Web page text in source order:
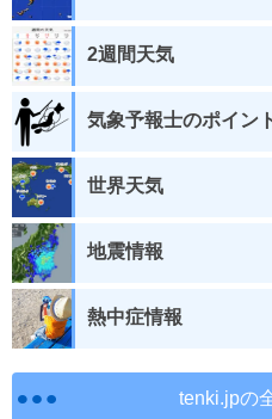
2週間天気
気象予報士のポイン
世界天気
地震情報
熱中症情報
tenki.jpの